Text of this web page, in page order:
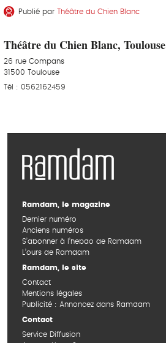
Publié par Théâtre du Chien Blanc
Théâtre du Chien Blanc, Toulouse
26 rue Compans
31500 Toulouse
Tél : 0562162459
Ramdam, le magazine
Dernier numéro
Anciens numéros
S’abonner à l’hebdo de Ramdam
L’ours de Ramdam
Ramdam, le site
Contact
Mentions légales
Publicité : Annoncez dans Ramdam
Contact
Service Diffusion